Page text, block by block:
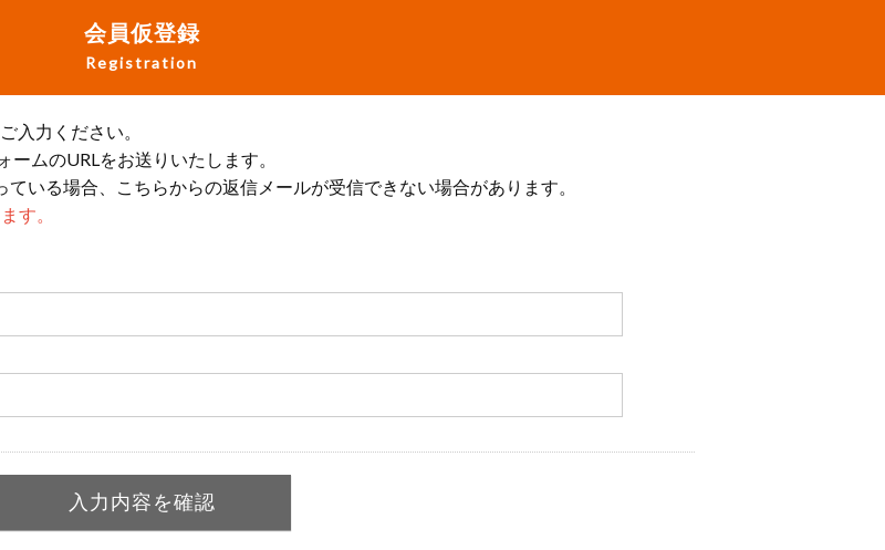
会員仮登録
Registration
入力ください。
ムのURLをお送りいたします。
いる場合、こちらからの返信メールが受信できない場合があります。
す。